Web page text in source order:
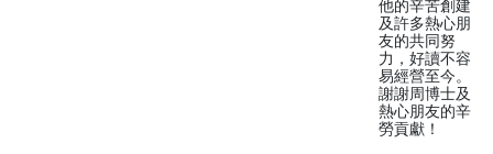
他的辛苦創建
及許多熱心朋
友的共同努
力，好讀不容
易經營至今。
謝謝周博士及
熱心朋友的辛
勞貢獻！